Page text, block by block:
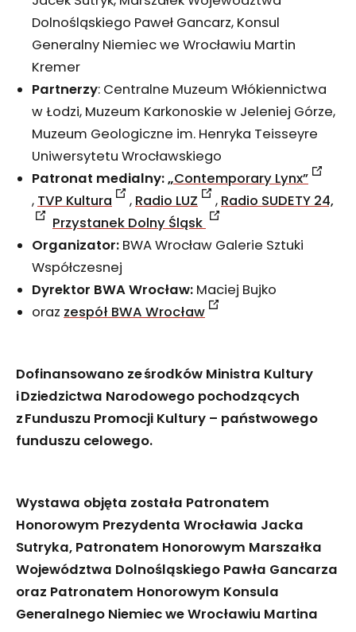
Dolnośląskiego Paweł Gancarz, Konsul
Generalny Niemiec we Wrocławiu Martin
Kremer
Partnerzy: Centralne Muzeum Włókiennictwa
w Łodzi, Muzeum Karkonoskie w Jeleniej Górze,
Muzeum Geologiczne im. Henryka Teisseyre
Uniwersytetu Wrocławskiego
Patronat medialny:„Contemporary Lynx”
, TVP Kultura , Radio LUZ , Radio SUDETY 24,
Przystanek Dolny Śląsk
Organizator: BWA Wrocław Galerie Sztuki
Współczesnej
Dyrektor BWA Wrocław: Maciej Bujko
oraz zespół BWA Wrocław
Dofinansowano ze środków Ministra Kultury
i Dziedzictwa Narodowego pochodzących
z Funduszu Promocji Kultury – państwowego
funduszu celowego.
Wystawa objęta została Patronatem
Honorowym Prezydenta Wrocławia Jacka
Sutryka, Patronatem Honorowym Marszałka
Województwa Dolnośląskiego Pawła Gancarza
oraz Patronatem Honorowym Konsula
Generalnego Niemiec we Wrocławiu Martina